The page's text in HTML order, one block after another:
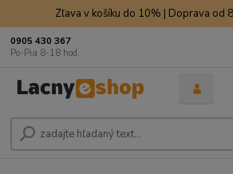
Zľava v košíku do 10% | Doprava od
0905 430 367
Po-Pia 8-18 hod.